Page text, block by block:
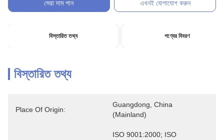
সেরা দাম পান
এখনই যোগাযোগ করুন
বিস্তারিত তথ্য পণ্যের বিবরণ
বিস্তারিত তথ্য
Place Of Origin:
Guangdong, China
(Mainland)
ISO 9001:2000; ISO